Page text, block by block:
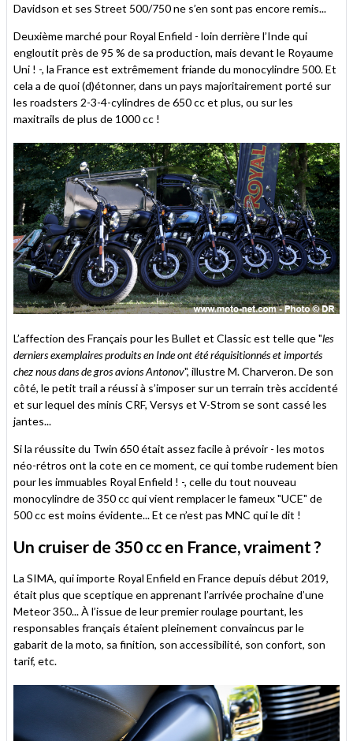
Davidson et ses Street 500/750 ne s’en sont pas encore remis...
Deuxième marché pour Royal Enfield - loin derrière l’Inde qui
engloutit près de 95 % de sa production, mais devant le Royaume
Uni ! -, la France est extrêmement friande du monocylindre 500. Et
cela a de quoi (d)étonner, dans un pays majoritairement porté sur
les roadsters 2-3-4-cylindres de 650 cc et plus, ou sur les
maxitrails de plus de 1000 cc !
L’affection des Français pour les Bullet et Classic est telle que "les
derniers exemplaires produits en Inde ont été réquisitionnés et importés
chez nous dans de gros avions Antonov", illustre M. Charveron. De son
côté, le petit trail a réussi à s’imposer sur un terrain très accidenté
et sur lequel des minis CRF, Versys et V-Strom se sont cassé les
jantes...
Si la réussite du Twin 650 était assez facile à prévoir - les motos
néo-rétros ont la cote en ce moment, ce qui tombe rudement bien
pour les immuables Royal Enfield ! -, celle du tout nouveau
monocylindre de 350 cc qui vient remplacer le fameux "UCE" de
500 cc est moins évidente... Et ce n’est pas MNC qui le dit !
Un cruiser de 350 cc en France, vraiment ?
La SIMA, qui importe Royal Enfield en France depuis début 2019,
était plus que sceptique en apprenant l’arrivée prochaine d’une
Meteor 350... À l’issue de leur premier roulage pourtant, les
responsables français étaient pleinement convaincus par le
gabarit de la moto, sa finition, son accessibilité, son confort, son
tarif, etc.